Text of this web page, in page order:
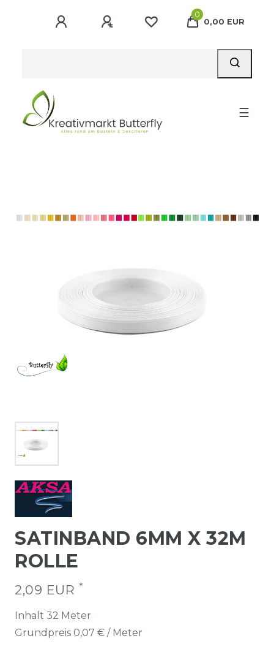
0
0,00 EUR
☰
SATINBAND 6MM X 32M
ROLLE
2,09 EUR *
Inhalt 32 Meter
Grundpreis 0,07 € / Meter